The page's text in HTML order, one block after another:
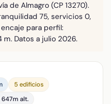
de Almagro (CP 13270).
75, servicios 0,
para perfil:
Datos a julio 2026.
5 edificios
647m alt.